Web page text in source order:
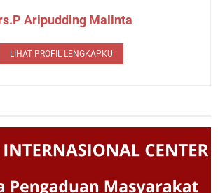
Aripudding Malinta
LIHAT PROFIL LENGKAPKU